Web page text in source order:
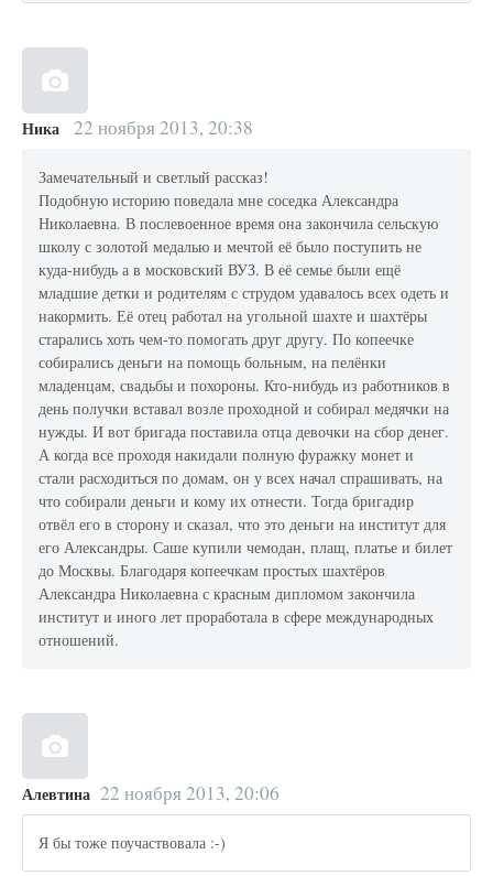
Ника 22 ноября 2013, 20:38
Замечательный и светлый рассказ!
Подобную историю поведала мне соседка Александра
Николаевна. В послевоенное время она закончила сельскую
школу с золотой медалью и мечтой её было поступить не
куда-нибудь а в московский ВУЗ. В её семье были ещё
младшие детки и родителям с струдом удавалось всех одеть и
накормить. Её отец работал на угольной шахте и шахтёры
старались хоть чем-то помогать друг другу. По копеечке
собирались деньги на помощь больным, на пелёнки
младенцам, свадьбы и похороны. Кто-нибудь из работников в
день получки вставал возле проходной и собирал медячки на
нужды. И вот бригада поставила отца девочки на сбор денег.
А когда все проходя накидали полную фуражку монет и
стали расходиться по домам, он у всех начал спрашивать, на
что собирали деньги и кому их отнести. Тогда бригадир
отвёл его в сторону и сказал, что это деньги на институт для
его Александры. Саше купили чемодан, плащ, платье и билет
до Москвы. Благодаря копеечкам простых шахтёров
Александра Николаевна с красным дипломом закончила
институт и иного лет проработала в сфере международных
отношений.
Алевтина 22 ноября 2013, 20:06
Я бы тоже поучаствовала :-)